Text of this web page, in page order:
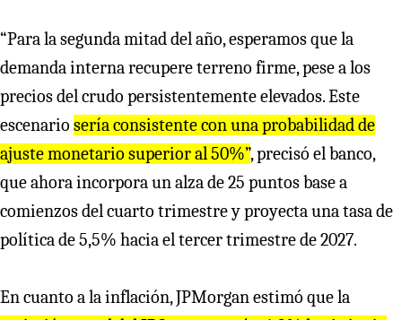
“Para la segunda mitad del año, esperamos que la
demanda interna recupere terreno firme, pese a los
precios del crudo persistentemente elevados. Este
escenario sería consistente con una probabilidad de
ajuste monetario superior al 50%”, precisó el banco,
que ahora incorpora un alza de 25 puntos base a
comienzos del cuarto trimestre y proyecta una tasa de
política de 5,5% hacia el tercer trimestre de 2027.
En cuanto a la inflación, JPMorgan estimó que la